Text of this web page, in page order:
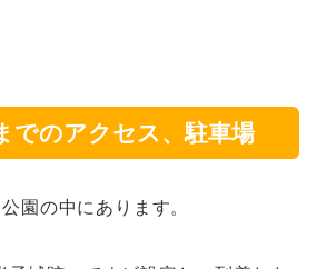
でのアクセス、駐車場
園の中にあります。